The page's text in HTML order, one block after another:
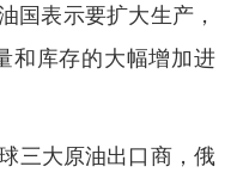
国表示要扩大生产，
和库存的大幅增加进
三大原油出口商，俄